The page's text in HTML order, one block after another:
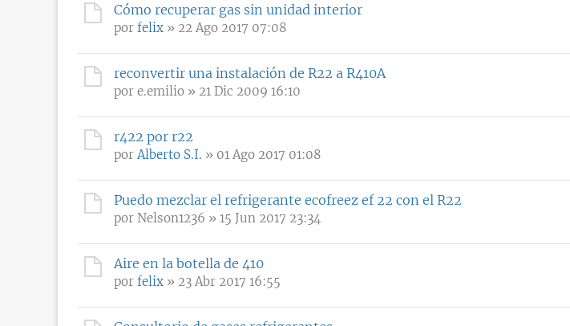
Cómo recuperar gas sin unidad interior
por felix » 22 Ago 2017 07:08
reconvertir una instalación de R22 a R410A
por e.emilio » 21 Dic 2009 16:10
r422 por r22
porAlberto S.I. » 01 Ago 2017 01:08
Puedo mezclar el refrigerante ecofreez ef 22 con el R22
por Nelson1236 » 15 Jun 2017 23:34
Aire en la botella de 410
por felix » 23 Abr 2017 16:55